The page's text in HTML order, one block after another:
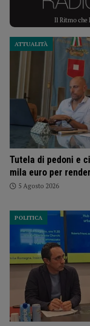
Il Ritmo che
Tutela di pedoni e
mila euro per
ATTUALITÀ
5 Agosto 2026
POLITICA